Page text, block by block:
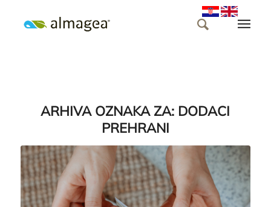
ARHIVA OZNAKA ZA: DODACI
PREHRANI